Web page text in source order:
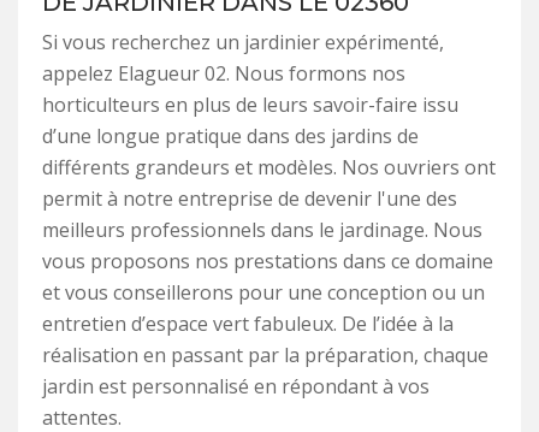
Si vous recherchez un jardinier expérimenté,
appelez Elagueur 02. Nous formons nos
horticulteurs en plus de leurs savoir-faire issu
d’une longue pratique dans des jardins de
différents grandeurs et modèles. Nos ouvriers ont
permit à notre entreprise de devenir l'une des
meilleurs professionnels dans le jardinage. Nous
vous proposons nos prestations dans ce domaine
et vous conseillerons pour une conception ou un
entretien d’espace vert fabuleux. De l’idée à la
réalisation en passant par la préparation, chaque
jardin est personnalisé en répondant à vos
attentes.